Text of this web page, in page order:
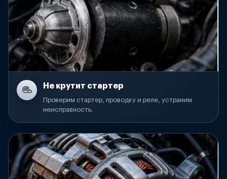
Не крутит стартер
Проверим стартер, проводку и реле, устраним
неисправность.